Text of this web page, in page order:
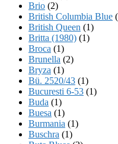
Brio (2)
British Columbia Blue
British Queen (1)
Britta (1980) (1)
Broca (1)
Brunella (2)
Bryza (1)
Bü. 2520/43 (1)
Bucuresti 6-53 (1)
Buda (1)
Buesa (1)
Burmania (1)
Buschra (1)